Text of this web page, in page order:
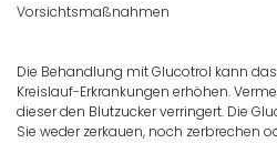
Vorsichtsmaßnahmen
Die Behandlung mit Glucotrol kann
Kreislauf-Erkrankungen erhöhen.
dieser den Blutzucker verringert. Die
Sie weder zerkauen, noch zerbrechen